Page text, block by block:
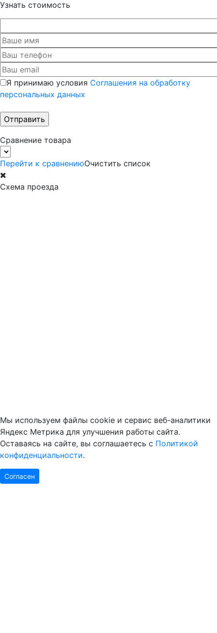
Узнать стоимость
Я принимаю условия Соглашения на обработку
персональных данных
Сравнение товара
Перейти к сравнениюОчистить список
Схема проезда
Мы используем файлы cookie и сервис веб-аналитики
Яндекс Метрика для улучшения работы сайта.
Оставаясь на сайте, вы соглашаетесь с Политикой
конфиденциальности.
Согласен